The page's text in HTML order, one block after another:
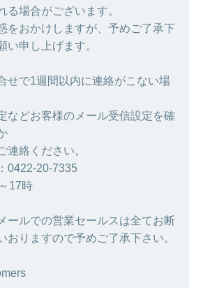
る場合がございます。
をおかけしますが、予めご了承下
い申し上げます。
せで1週間以内に連絡がこない場
などお客様のメール受信設定を確
連絡ください。
0422-20-7335
17時
ールでの営業セールスは全てお断
おりますので予めご了承下さい。